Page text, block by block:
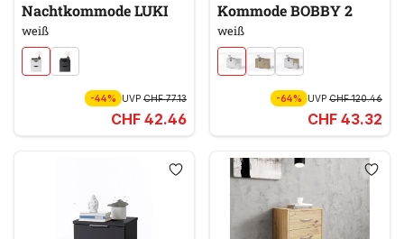
Nachtkommode LUKI
weiß
-44% UVP CHF 77.13
CHF 42.46
Kommode BOBBY 2
weiß
-64% UVPCHF 120.46
CHF 43.32